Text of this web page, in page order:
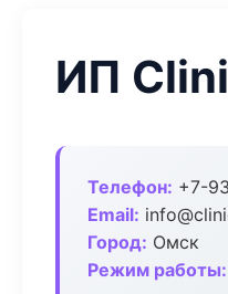
ИП
Телефон: +7-
Email:
Город: Омск
Режим работы: